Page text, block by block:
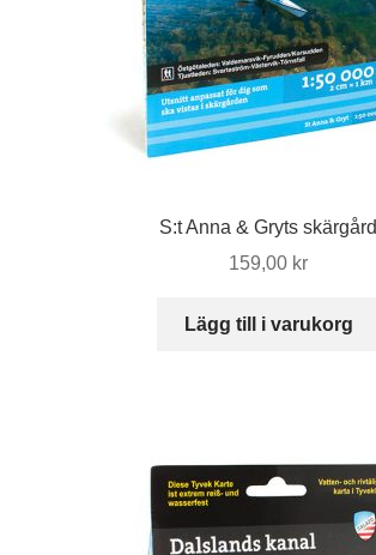
S:t Anna & Gryts skärgård
159,00 kr
Lägg till i varukorg